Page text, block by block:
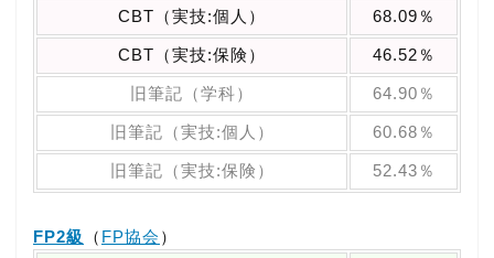
CBT（実技:個人） 68.09％
CBT（実技:保険） 46.52％
旧筆記（学科） 64.90％
旧筆記（実技:個人） 60.68％
旧筆記（実技:保険） 52.43％
FP2級 （ FP協会 ）